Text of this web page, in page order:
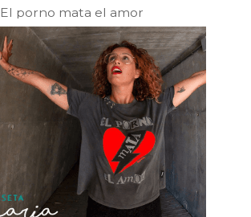
El porno mata el amor